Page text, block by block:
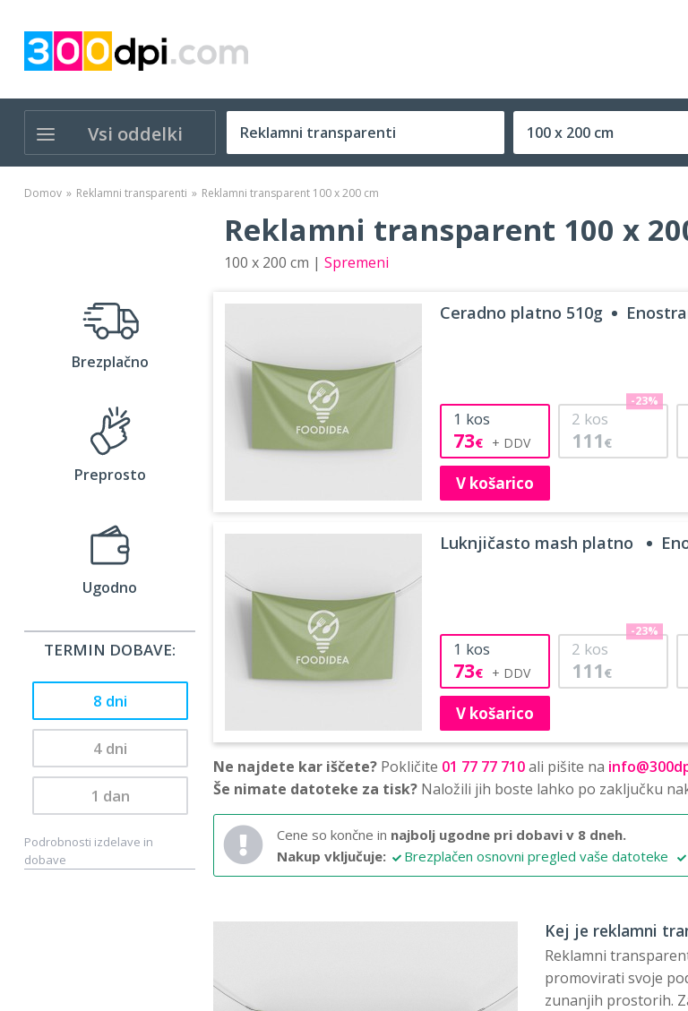
Vsi oddelki 100 x 200 cm
Velikost (zaprte) tiskovine
Domov Reklamni transparenti Reklamni transparent 100 x 200 cm
Brezplačno
Preprosto
Ugodno
TERMIN DOBAVE:
8 dni
4 dni
1 dan
Podrobnosti izdelave in
dobave
Reklamni transparent 100 x
100 x 200 cm | Spremeni
Ceradno platno 510g
1 kos
73€
2 kos
111 €
-23%
V košarico
Luknjičasto mash platno
1 kos
73€
2 kos
111 €
-23%
V košarico
Ne najdete kar iščete? Pokličite 01 77 77 710ali pišite na
Še nimate datoteke za tisk? Naložili jih boste lahko po zaključku
Cene so končne in najbolj ugodne pri dobavi v 8 dneh.
Nakup vključuje:
Brezplačen osnovni pregled vaše datoteke
Kej je reklamni
Reklamni
promovirati svoje
zunanjih prostorih.